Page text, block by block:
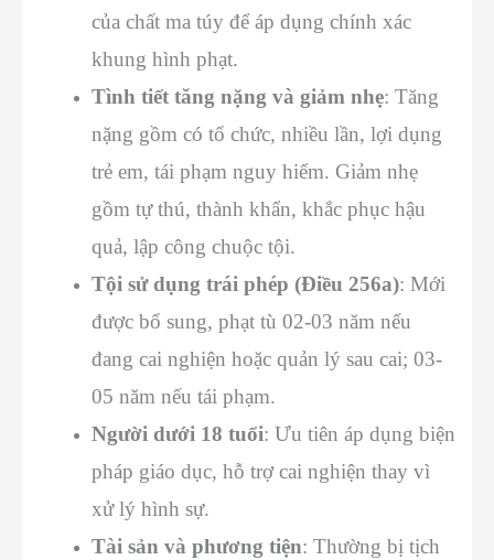
của chất ma túy để áp dụng chính xác
khung hình phạt.
Tình tiết tăng nặng và giảm nhẹ: Tăng
nặng gồm có tổ chức, nhiều lần, lợi dụng
trẻ em, tái phạm nguy hiểm. Giảm nhẹ
gồm tự thú, thành khẩn, khắc phục hậu
quả, lập công chuộc tội.
Tội sử dụng trái phép (Điều 256a): Mới
được bổ sung, phạt tù 02-03 năm nếu
đang cai nghiện hoặc quản lý sau cai; 03-
05 năm nếu tái phạm.
Người dưới 18 tuổi: Ưu tiên áp dụng biện
pháp giáo dục, hỗ trợ cai nghiện thay vì
xử lý hình sự.
Tài sản và phương tiện: Thường bị tịch